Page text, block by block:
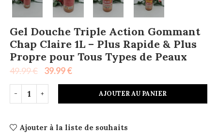
Gel Douche Triple Action Gommant
Chap Claire 1L – Plus Rapide & Plus
Propre pour Tous Types de Peaux
49.99€ 39.99€
AJOUTER AU PANIER
Ajouter à la liste de souhaits